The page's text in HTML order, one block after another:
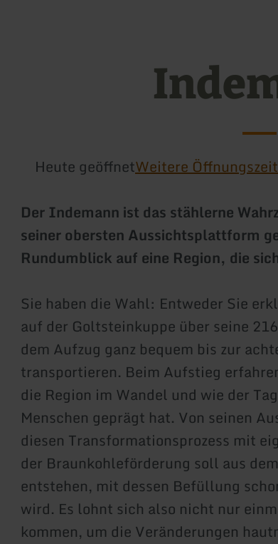
Heute geöffnetWeitere
Der Indemann ist das stählerne
seiner obersten Aussichtsplattform
Rundumblick auf eine Region, die
Sie haben die Wahl: Entweder Sie
auf der Goltsteinkuppe über seine
dem Aufzug ganz bequem bis zur
transportieren. Beim Aufstieg
die Region im Wandel und wie der
Menschen geprägt hat. Von seinen
diesen Transformationsprozess mit
der Braunkohleförderung soll aus
entstehen, mit dessen Befüllung
wird. Es lohnt sich also nicht nur
kommen, um die Veränderungen